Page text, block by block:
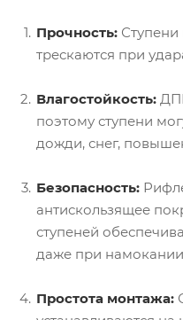
Прочность:
трескаются при
Влагостойкость:
поэтому ступени
дожди, снег,
Безопасность:
антискользящее
ступеней
даже при
Простота монтажа: